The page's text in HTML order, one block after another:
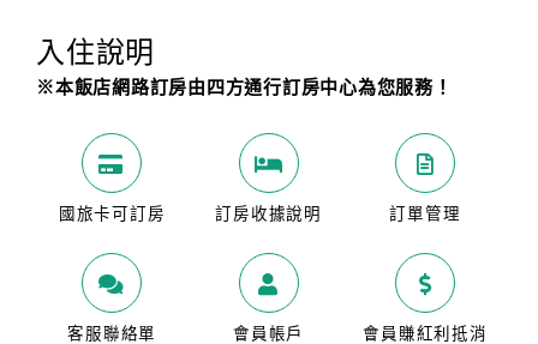
入住說明
※本飯店網路訂房由四方通行訂房中心為您服務！
國旅卡可訂房 訂房收據說明 訂單管理
客服聯絡單 會員帳戶
會員賺紅利抵消